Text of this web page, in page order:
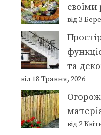
своїми
від 3
та
від 18 Травня, 2026
від 2